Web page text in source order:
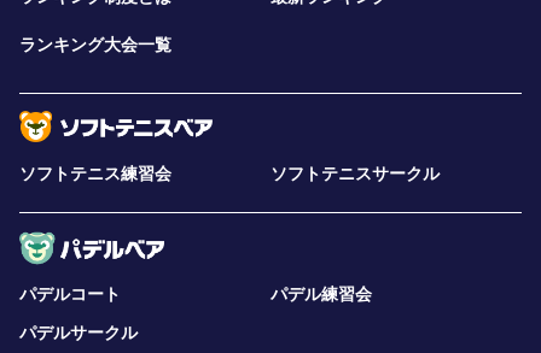
ランキング大会一覧
ソフトテニス練習会 ソフトテニスサークル
パデルコート
パデル練習会
パデルサークル